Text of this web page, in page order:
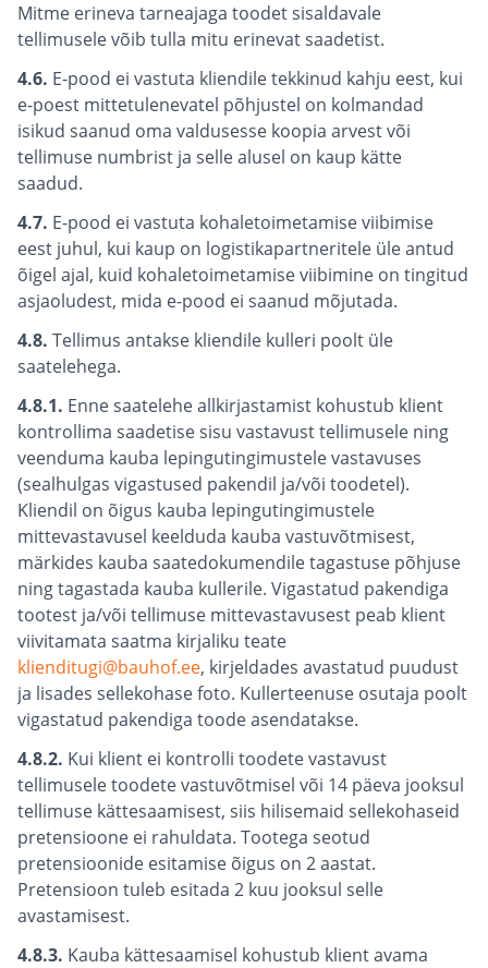
Mitme erineva tarneajaga toodet sisaldavale
tellimusele võib tulla mitu erinevat saadetist.
4.6. E-pood ei vastuta kliendile tekkinud kahju eest, kui
e-poest mittetulenevatel põhjustel on kolmandad
isikud saanud oma valdusesse koopia arvest või
tellimuse numbrist ja selle alusel on kaup kätte
saadud.
4.7. E-pood ei vastuta kohaletoimetamise viibimise
eest juhul, kui kaup on logistikapartneritele üle antud
õigel ajal, kuid kohaletoimetamise viibimine on tingitud
asjaoludest, mida e-pood ei saanud mõjutada.
4.8. Tellimus antakse kliendile kulleri poolt üle
saatelehega.
4.8.1. Enne saatelehe allkirjastamist kohustub klient
kontrollima saadetise sisu vastavust tellimusele ning
veenduma kauba lepingutingimustele vastavuses
(sealhulgas vigastused pakendil ja/või toodetel).
Kliendil on õigus kauba lepingutingimustele
mittevastavusel keelduda kauba vastuvõtmisest,
märkides kauba saatedokumendile tagastuse põhjuse
ning tagastada kauba kullerile. Vigastatud pakendiga
tootest ja/või tellimuse mittevastavusest peab klient
viivitamata saatma kirjaliku teate
klienditugi@bauhof.ee, kirjeldades avastatud puudust
ja lisades sellekohase foto. Kullerteenuse osutaja poolt
vigastatud pakendiga toode asendatakse.
4.8.2. Kui klient ei kontrolli toodete vastavust
tellimusele toodete vastuvõtmisel või 14 päeva jooksul
tellimuse kättesaamisest, siis hilisemaid sellekohaseid
pretensioone ei rahuldata. Tootega seotud
pretensioonide esitamise õigus on 2 aastat.
Pretensioon tuleb esitada 2 kuu jooksul selle
avastamisest.
4.8.3. Kauba kättesaamisel kohustub klient avama